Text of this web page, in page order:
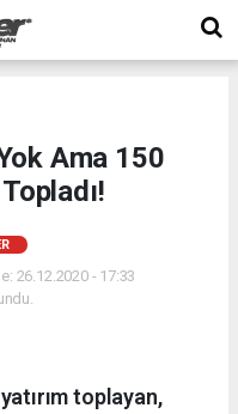
Ama 150
26.12.2020 - 17:33
toplayan,